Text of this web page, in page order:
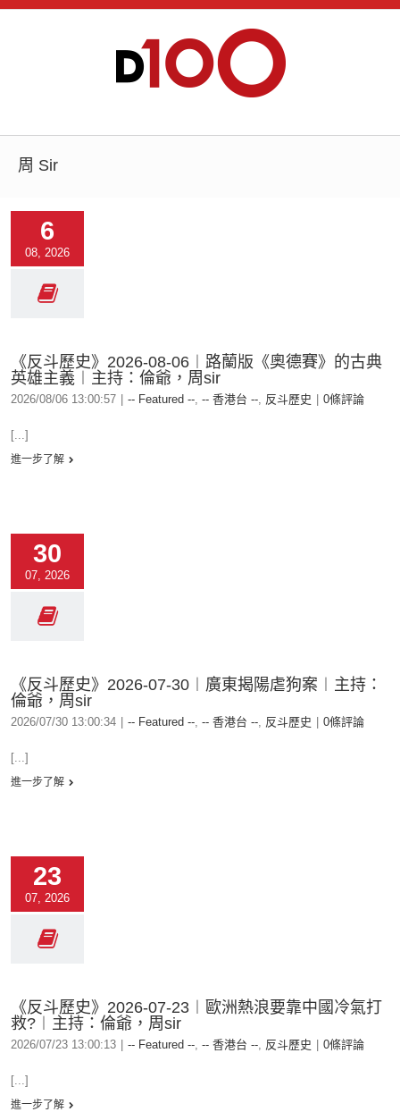
周 Sir
6
08, 2026
《反斗歷史》2026-08-06︱路蘭版《奧德賽》的古典
英雄主義︱主持：倫爺，周sir
2026/08/06 13:00:57 -- Featured --, -- 香港台 --, 反斗歷史 0條評論
[...]
進一步了解
30
07, 2026
《反斗歷史》2026-07-30︱廣東揭陽虐狗案︱主持：
倫爺，周sir
2026/07/30 13:00:34 -- Featured --, -- 香港台 --, 反斗歷史 0條評論
[...]
進一步了解
23
07, 2026
《反斗歷史》2026-07-23︱歐洲熱浪要靠中國冷氣打
救?︱主持：倫爺，周sir
2026/07/23 13:00:13 -- Featured --, -- 香港台 --, 反斗歷史 0條評論
[...]
進一步了解